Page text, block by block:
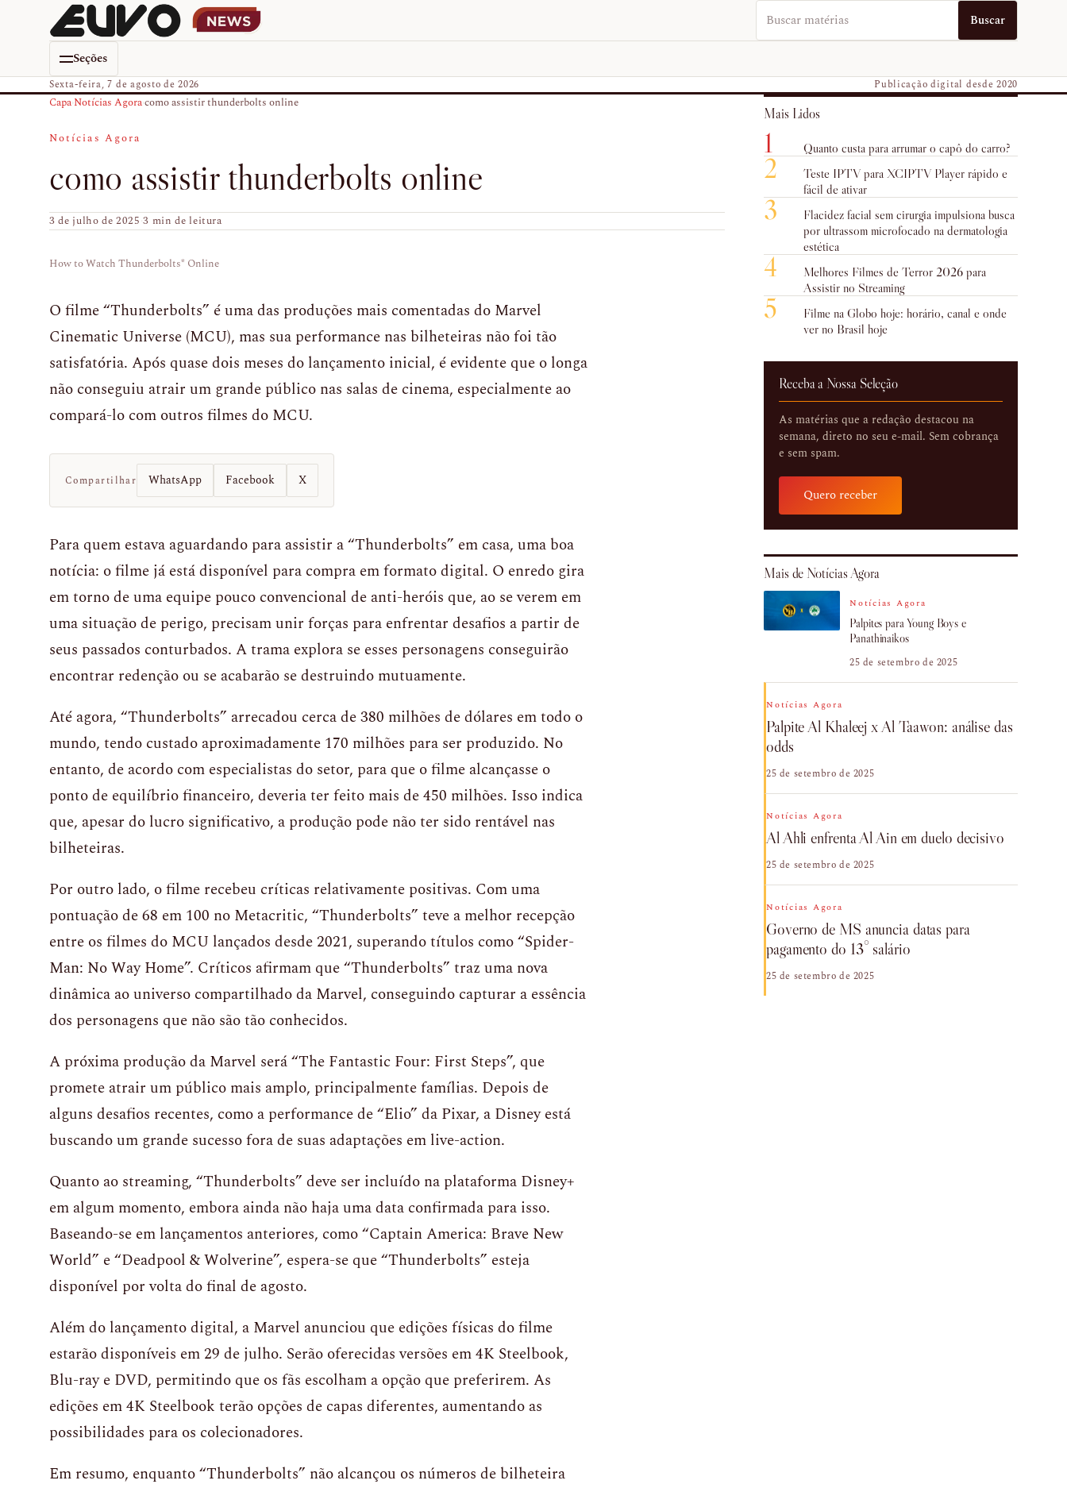
Buscar no EUVO News Buscar
Seções
Sexta-feira, 7 de agosto de 2026 Publicação digital desde 2020
Capa›Notícias Agora›como assistir thunderbolts online
Notícias Agora
como assistir thunderbolts online
3 de julho de 2025·3 min de leitura
How to Watch Thunderbolts* Online
O filme “Thunderbolts” é uma das produções mais comentadas do Marvel
Cinematic Universe (MCU), mas sua performance nas bilheteiras não foi tão
satisfatória. Após quase dois meses do lançamento inicial, é evidente que o longa
não conseguiu atrair um grande público nas salas de cinema, especialmente ao
compará-lo com outros filmes do MCU.
Compartilhar WhatsApp Facebook X
Para quem estava aguardando para assistir a “Thunderbolts” em casa, uma boa
notícia: o filme já está disponível para compra em formato digital. O enredo gira
em torno de uma equipe pouco convencional de anti-heróis que, ao se verem em
uma situação de perigo, precisam unir forças para enfrentar desafios a partir de
seus passados conturbados. A trama explora se esses personagens conseguirão
encontrar redenção ou se acabarão se destruindo mutuamente.
Até agora, “Thunderbolts” arrecadou cerca de 380 milhões de dólares em todo o
mundo, tendo custado aproximadamente 170 milhões para ser produzido. No
entanto, de acordo com especialistas do setor, para que o filme alcançasse o
ponto de equilíbrio financeiro, deveria ter feito mais de 450 milhões. Isso indica
que, apesar do lucro significativo, a produção pode não ter sido rentável nas
bilheteiras.
Por outro lado, o filme recebeu críticas relativamente positivas. Com uma
pontuação de 68 em 100 no Metacritic, “Thunderbolts” teve a melhor recepção
entre os filmes do MCU lançados desde 2021, superando títulos como “Spider-
Man: No Way Home”. Críticos afirmam que “Thunderbolts” traz uma nova
dinâmica ao universo compartilhado da Marvel, conseguindo capturar a essência
dos personagens que não são tão conhecidos.
A próxima produção da Marvel será “The Fantastic Four: First Steps”, que
promete atrair um público mais amplo, principalmente famílias. Depois de
alguns desafios recentes, como a performance de “Elio” da Pixar, a Disney está
buscando um grande sucesso fora de suas adaptações em live-action.
Quanto ao streaming, “Thunderbolts” deve ser incluído na plataforma Disney+
em algum momento, embora ainda não haja uma data confirmada para isso.
Baseando-se em lançamentos anteriores, como “Captain America: Brave New
World” e “Deadpool & Wolverine”, espera-se que “Thunderbolts” esteja
disponível por volta do final de agosto.
Além do lançamento digital, a Marvel anunciou que edições físicas do filme
estarão disponíveis em 29 de julho. Serão oferecidas versões em 4K Steelbook,
Blu-ray e DVD, permitindo que os fãs escolham a opção que preferirem. As
edições em 4K Steelbook terão opções de capas diferentes, aumentando as
possibilidades para os colecionadores.
Em resumo, enquanto “Thunderbolts” não alcançou os números de bilheteira
Mais Lidos
1 Quanto custa para arrumar o capô do carro?
2
Teste IPTV para XCIPTV Player rápido e
fácil de ativar
3
Flacidez facial sem cirurgia impulsiona busca
por ultrassom microfocado na dermatologia
estética
4
Melhores Filmes de Terror 2026 para
Assistir no Streaming
5
Filme na Globo hoje: horário, canal e onde
ver no Brasil hoje
Receba a Nossa Seleção
As matérias que a redação destacou na
semana, direto no seu e-mail. Sem cobrança
e sem spam.
Quero receber
Mais de Notícias Agora
Notícias Agora
Palpites para Young Boys e
Panathinaikos
25 de setembro de 2025
Notícias Agora
Palpite Al Khaleej x Al Taawon: análise das
odds
25 de setembro de 2025
Notícias Agora
Al Ahli enfrenta Al Ain em duelo decisivo
25 de setembro de 2025
Notícias Agora
Governo de MS anuncia datas para
pagamento do 13° salário
25 de setembro de 2025